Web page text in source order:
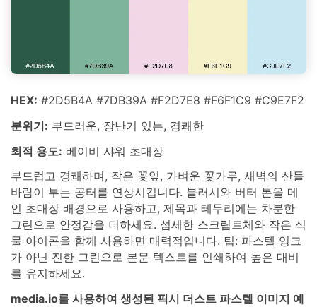
HEX: #2D5B4A #7DB39A #F2D7E8 #F6F1C9 #C9E7F2
분위기: 부드러운, 장난기 있는, 경쾌한
최적 용도: 베이비 샤워 초대장
부드럽고 경쾌하며, 작은 꽃잎, 가벼운 꽃가루, 새벽의 산들
바람이 부는 공터를 연상시킵니다. 블러시와 버터 톤을 메
인 초대장 배경으로 사용하고, 제목과 테두리에는 차분한
그린으로 안정감을 더하세요. 섬세한 스크립트체와 작은 식
물 아이콘을 함께 사용하면 매력적입니다. 팁: 파스텔 잉크
가 아닌 진한 그린으로 본문 텍스트를 인쇄하여 높은 대비
를 유지하세요.
media.io를 사용하여 생성된 픽시 더스트 파스텔 이미지 예